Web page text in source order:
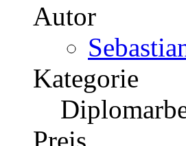
Autor
Kategorie